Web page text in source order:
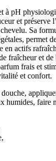
à pH
et préserve
Sa
permet
en actifs
fraîcheur et de
frais et
et confort.
humides, faire